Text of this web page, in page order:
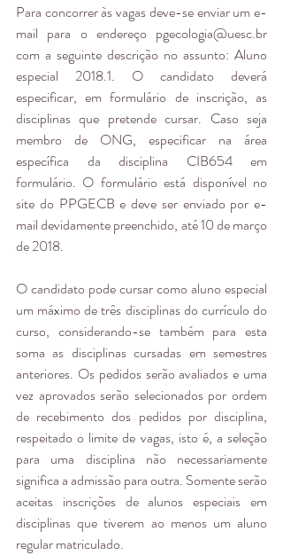
Para concorrer às vagas deve-se enviar um e-
mail para o endereço pgecologia@uesc.br
com a seguinte descrição no assunto: Aluno
especial 2018.1. O candidato deverá
especificar, em formulário de inscrição, as
disciplinas que pretende cursar. Caso seja
membro de ONG, especificar na área
específica da disciplina CIB654 em
formulário. O formulário está disponível no
site do PPGECB e deve ser enviado por e-
mail devidamente preenchido, até 10 de março
de 2018.
O candidato pode cursar como aluno especial
um máximo de três disciplinas do currículo do
curso, considerando-se também para esta
soma as disciplinas cursadas em semestres
anteriores. Os pedidos serão avaliados e uma
vez aprovados serão selecionados por ordem
de recebimento dos pedidos por disciplina,
respeitado o limite de vagas, isto é, a seleção
para uma disciplina não necessariamente
significa a admissão para outra. Somente serão
aceitas inscrições de alunos especiais em
disciplinas que tiverem ao menos um aluno
regular matriculado.